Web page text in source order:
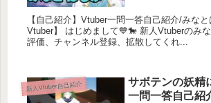
【自己紹介】Vtuber一問一答自己紹介/みな
Vtuber】 はじめまして💙🐎 新人Vtuberのみなとはるかです!! 高
評価、チャンネル登録、拡散してくれ...
新人Vtuber自己紹介
サボテンの妖精
一問一答自己紹